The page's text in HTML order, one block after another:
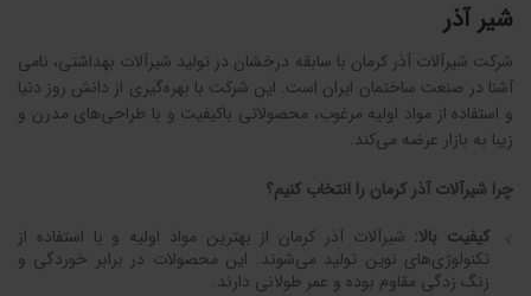
شیر آذر
شرکت شیرآلات آذر کرمان با سابقه درخشان در تولید شیرآلات بهداشتی، نامی
آشنا در صنعت ساختمان ایران است. این شرکت با بهره‌گیری از دانش روز دنیا
و استفاده از مواد اولیه مرغوب، محصولاتی باکیفیت و با طراحی‌های مدرن و
زیبا به بازار عرضه می‌کند.
چرا شیرآلات آذر کرمان را انتخاب کنیم؟
کیفیت بالا: شیرآلات آذر کرمان از بهترین مواد اولیه و با استفاده از
تکنولوژی‌های نوین تولید می‌شوند. این محصولات در برابر خوردگی و
زنگ زدگی مقاوم بوده و عمر طولانی دارند.